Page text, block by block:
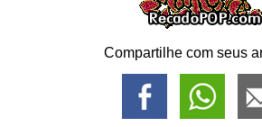
Compartilhe com seus